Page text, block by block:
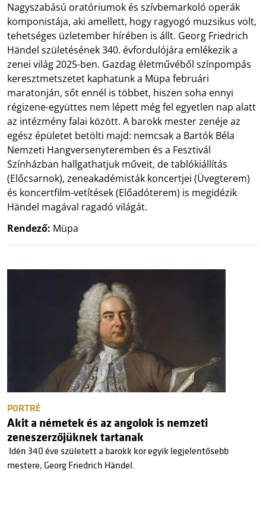
Nagyszabású oratóriumok és szívbemarkoló operák
komponistája, aki amellett, hogy ragyogó muzsikus volt,
tehetséges üzletember hírében is állt. Georg Friedrich
Händel születésének 340. évfordulójára emlékezik a
zenei világ 2025-ben. Gazdag életművéből színpompás
keresztmetszetet kaphatunk a Müpa februári
maratonján, sőt ennél is többet, hiszen soha ennyi
régizene-együttes nem lépett még fel egyetlen nap alatt
az intézmény falai között. A barokk mester zenéje az
egész épületet betölti majd: nemcsak a Bartók Béla
Nemzeti Hangversenyteremben és a Fesztivál
Színházban hallgathatjuk műveit, de tablókiállítás
(Előcsarnok), zeneakadémisták koncertjei (Üvegterem)
és koncertfilm-vetítések (Előadóterem) is megidézik
Händel magával ragadó világát.
Rendező: Müpa
PORTRÉ
Akit a németek és az angolok is nemzeti
zeneszerzőjüknek tartanak
Idén 340 éve született a barokk kor egyik legjelentősebb
mestere, Georg Friedrich Händel.